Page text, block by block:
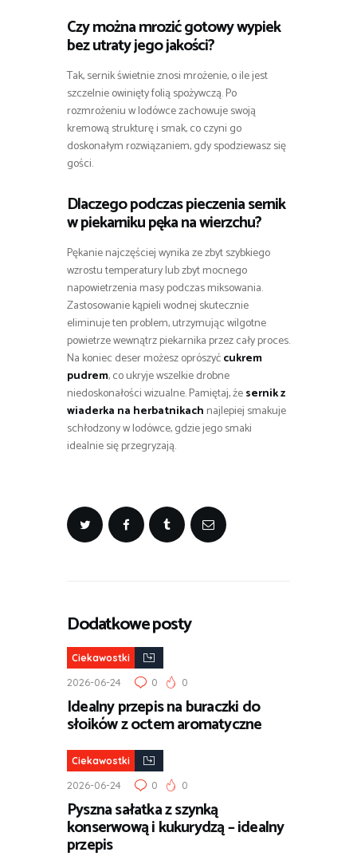
Czy można mrozić gotowy wypiek
bez utraty jego jakości?
Tak, sernik świetnie znosi mrożenie, o ile jest
szczelnie owinięty folią spożywczą. Po
rozmrożeniu w lodówce zachowuje swoją
kremową strukturę i smak, co czyni go
doskonałym rozwiązaniem, gdy spodziewasz się
gości.
Dlaczego podczas pieczenia sernik
w piekarniku pęka na wierzchu?
Pękanie najczęściej wynika ze zbyt szybkiego
wzrostu temperatury lub zbyt mocnego
napowietrzenia masy podczas miksowania.
Zastosowanie kąpieli wodnej skutecznie
eliminuje ten problem, utrzymując wilgotne
powietrze wewnątrz piekarnika przez cały proces.
Na koniec deser możesz oprószyćcukrem
pudrem, co ukryje wszelkie drobne
niedoskonałości wizualne. Pamiętaj, żesernik z
wiaderka na herbatnikach najlepiej smakuje
schłodzony w lodówce, gdzie jego smaki
idealnie się przegryzają.
Dodatkowe posty
Ciekawostki
2026-06-24 0 0
Idealny przepis na buraczki do
słoików z octem aromatyczne
Ciekawostki
2026-06-24 0 0
Pyszna sałatka z szynką
konserwową i kukurydzą – idealny
przepis